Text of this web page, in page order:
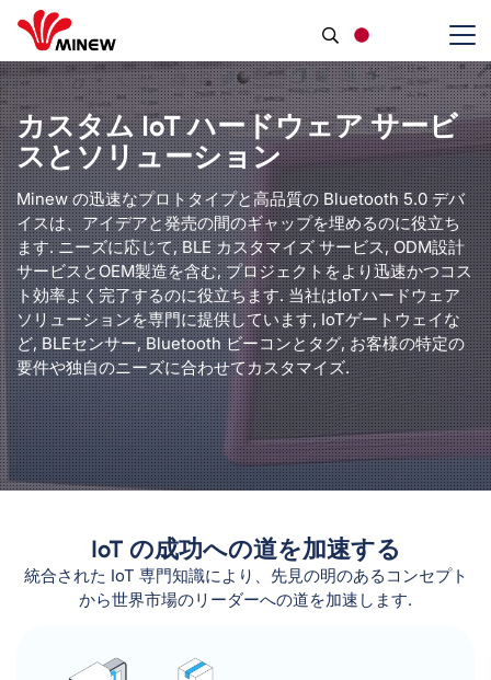
カスタム IoT ハードウェア サービ
スとソリューション
Minew の迅速なプロトタイプと高品質の Bluetooth 5.0 デバ
イスは、アイデアと発売の間のギャップを埋めるのに役立ち
ます. ニーズに応じて, BLE カスタマイズ サービス, ODM設計
サービスとOEM製造を含む, プロジェクトをより迅速かつコス
ト効率よく完了するのに役立ちます. 当社はIoTハードウェア
ソリューションを専門に提供しています, IoTゲートウェイな
ど, BLEセンサー, Bluetooth ビーコンとタグ, お客様の特定の
要件や独自のニーズに合わせてカスタマイズ.
IoT の成功への道を加速する
統合された IoT 専門知識により、先見の明のあるコンセプト
から世界市場のリーダーへの道を加速します.